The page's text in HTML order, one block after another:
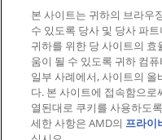
SEC 신고서
공
본 사이트는 귀하의 브라우
수 있도록 당사 및 당사 파
귀하를 위한 당 사이트의
움이 될 수 있도록 귀하 컴
일부 사례에서, 사이트의
다. 본 사이트에 접속함으
열된대로 쿠키를 사용하도
세한 사항은 AMD의 프라이